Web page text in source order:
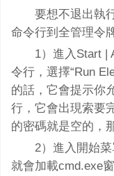
要想不退出執
命令行到全管理令
1）進入Start |
令行，選擇“Run
的話，它會提示你
行，它會出現索要
的密碼就是空的，
2）進入開始
就會加載cmd.exe